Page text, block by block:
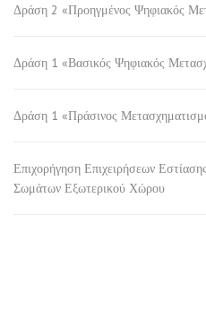
Δράση 2 «Προηγμένος Ψηφιακός
Δράση 1 «Βασικός Ψηφιακός
Δράση 1 «Πράσινος
Επιχορήγηση Επιχειρήσεων
Σωμάτων Εξωτερικού Χώρου